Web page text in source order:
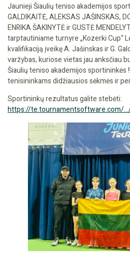
Jaunieji Šiaulių teniso akademijos
GALDIKAITĖ, ALEKSAS JAŠINSKAS,
ENRIKA ŠAKINYTĖ ir GUSTĖ
tarptautiniame turnyre „Kozerki Cup“
kvalifikaciją įveikę A. Jašinskas ir G.
varžybas, kuriose vietas jau anksčiau
Šiaulių teniso akademijos sportininkės
tenisininkams didžiausios sėkmės ir
Sportininkų rezultatus galite stebėti:
https://te.tournamentsoftware.com/